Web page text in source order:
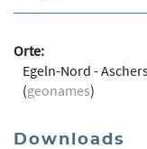
Orte:
Egeln-Nord -
(geonames)
Downloads